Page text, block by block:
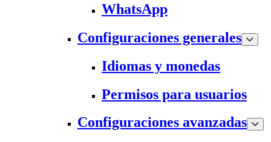
WhatsApp
Configuraciones generales
Idiomas y monedas
Permisos para usuarios
Configuraciones avanzadas